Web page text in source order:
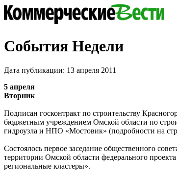
События Недели
Дата публикации: 13 апреля 2011
5 апреля
Вторник
Подписан госконтракт по строительству
бюджетным учреждением Омской области по
гидроузла и НПО «Мостовик» (подробности на
Состоялось первое заседание общественного
территории Омской области федерального
региональные кластеры».